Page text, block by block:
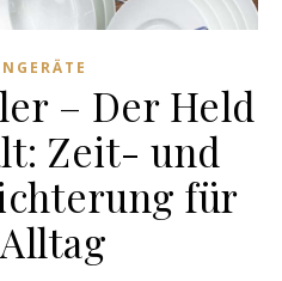
– Der Held
Zeit- und
für